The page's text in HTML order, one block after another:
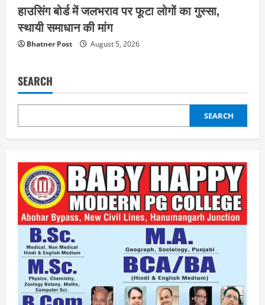
हाउसिंग बोर्ड में जलभराव पर फूटा लोगों का गुस्सा,
स्थायी समाधान की मांग
Bhatner Post August 5, 2026
SEARCH
SEARCH